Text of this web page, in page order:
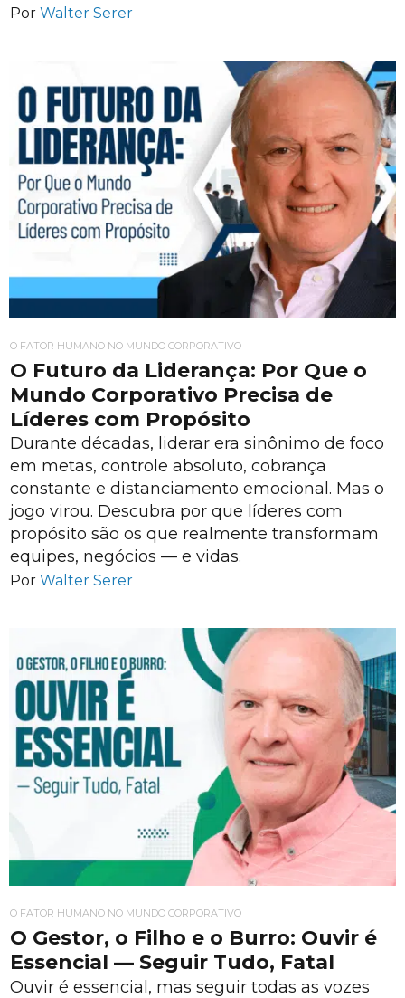
Por Walter Serer
O FATOR HUMANO NO MUNDO CORPORATIVO
O Futuro da Liderança: Por Que o
Mundo Corporativo Precisa de
Líderes com Propósito
Durante décadas, liderar era sinônimo de foco
em metas, controle absoluto, cobrança
constante e distanciamento emocional. Mas o
jogo virou. Descubra por que líderes com
propósito são os que realmente transformam
equipes, negócios — e vidas.
Por Walter Serer
O FATOR HUMANO NO MUNDO CORPORATIVO
O Gestor, o Filho e o Burro: Ouvir é
Essencial — Seguir Tudo, Fatal
Ouvir é essencial, mas seguir todas as vozes